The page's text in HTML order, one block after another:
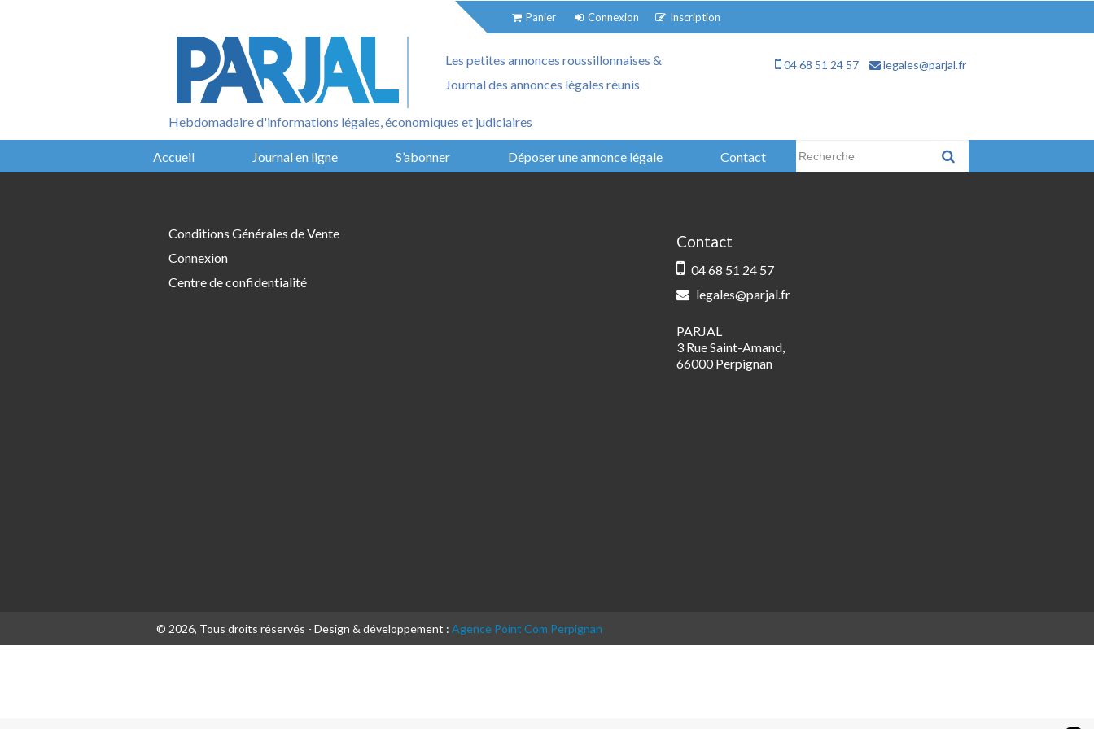
Panier Connexion Inscription
Les petites annonces roussillonnaises &
Journal des annonces légales réunis
04 68 51 24 57 legales@parjal.fr
Hebdomadaire d'informations légales, économiques et judiciaires
Accueil Journal en ligne S’abonner Déposer une annonce légale Contact
Conditions Générales de Vente
Connexion
Centre de confidentialité
Contact
04 68 51 24 57
legales@parjal.fr
PARJAL
3 Rue Saint-Amand,
66000 Perpignan
© 2026, Tous droits réservés - Design & développement : Agence Point Com Perpignan